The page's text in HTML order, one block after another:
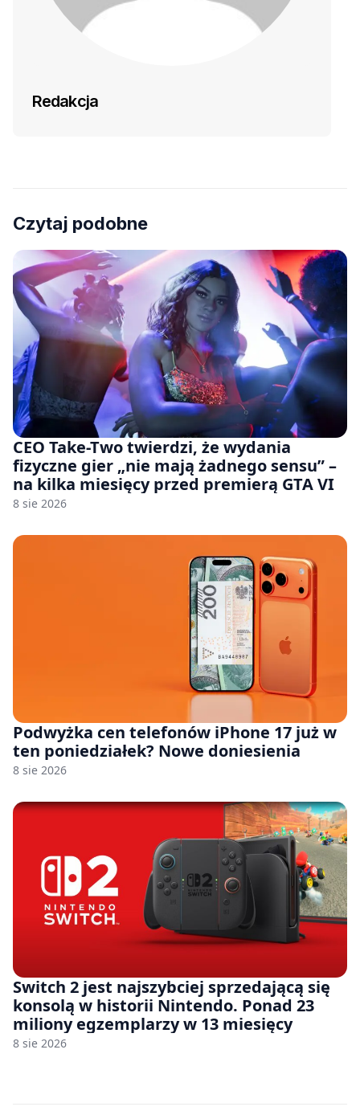
Redakcja
Czytaj podobne
CEO Take-Two twierdzi, że wydania
fizyczne gier „nie mają żadnego sensu” –
na kilka miesięcy przed premierą GTA VI
8 sie 2026
Podwyżka cen telefonów iPhone 17 już w
ten poniedziałek? Nowe doniesienia
8 sie 2026
Switch 2 jest najszybciej sprzedającą się
konsolą w historii Nintendo. Ponad 23
miliony egzemplarzy w 13 miesięcy
8 sie 2026